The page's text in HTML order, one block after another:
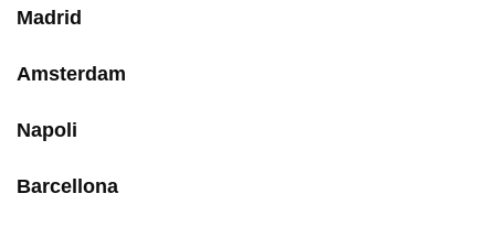
Madrid
Amsterdam
Napoli
Barcellona